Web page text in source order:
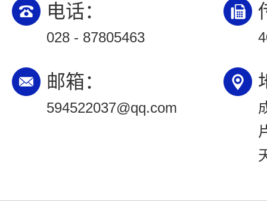
电话：
028 - 87805463
邮箱：
594522037@qq.com